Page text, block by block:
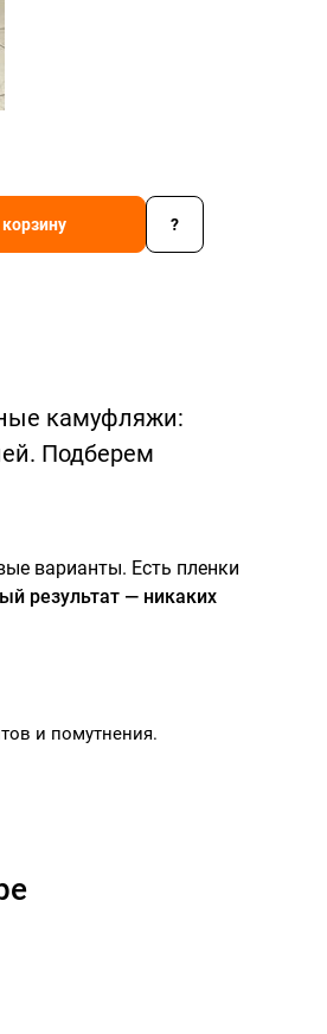
?
камуфляжи:
Подберем
варианты. Есть пленки
результат — никаких
и помутнения.